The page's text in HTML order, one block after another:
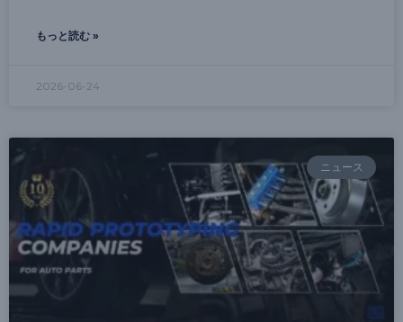
もっと読む »
2026-06-24
ニュース